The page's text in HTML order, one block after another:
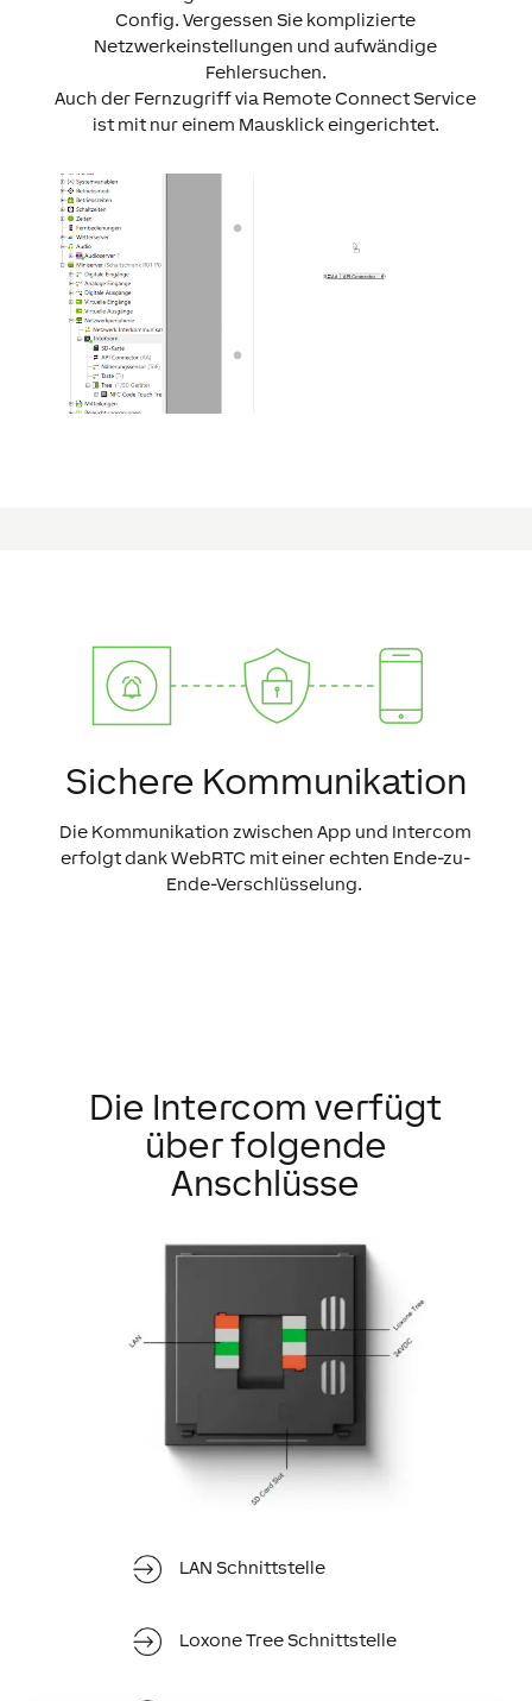
Config. Vergessen Sie komplizierte
Netzwerkeinstellungen und aufwändige
Fehlersuchen.
Auch der Fernzugriff via Remote Connect Service
ist mit nur einem Mausklick eingerichtet.
Sichere Kommuni­kation
Die Kommunikation zwischen App und Intercom
erfolgt dank WebRTC mit einer echten Ende-zu-
Ende-Verschlüsselung.
Die Intercom verfügt
über folgende
Anschlüsse
LAN Schnittstelle
Loxone Tree Schnittstelle